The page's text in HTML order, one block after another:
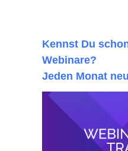
Kennst Du
Webinare?
Jeden Monat